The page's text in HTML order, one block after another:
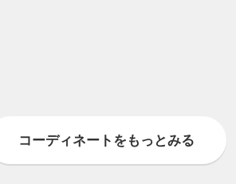
コーディネートをもっとみる